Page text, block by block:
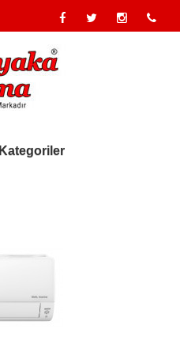
Kategoriler